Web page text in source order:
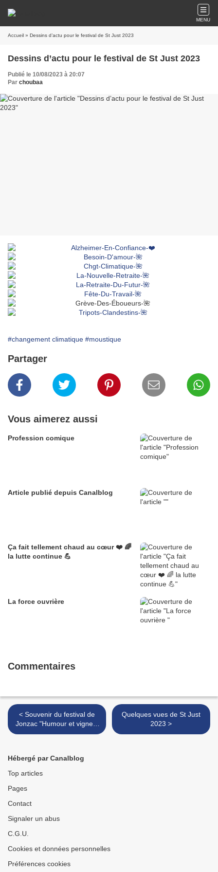
MENU
Accueil » Dessins d’actu pour le festival de St Just 2023
Dessins d’actu pour le festival de St Just 2023
Publié le 10/08/2023 à 20:07
Par choubaa
#changement climatique #moustique
Partager
Vous aimerez aussi
Profession comique
Article publié depuis Canalblog
Ça fait tellement chaud au cœur ❤️ 🌈
la lutte continue 💪
La force ouvrière
Commentaires
< Souvenir du festival de
Jonzac "Humour et vignes"
2013
Quelques vues de St Just
2023 >
Hébergé par Canalblog
Top articles
Pages
Contact
Signaler un abus
C.G.U.
Cookies et données personnelles
Préférences cookies